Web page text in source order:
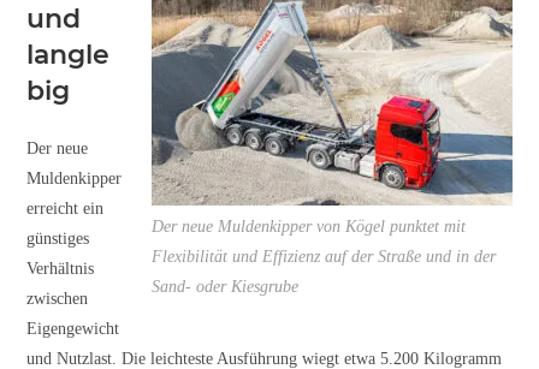
Der neue Muldenkipper von Kögel punktet mit
Flexibilität und Effizienz auf der Straße und in der
Sand- oder Kiesgrube
und
langle
big
Der neue
Muldenkipper
erreicht ein
günstiges
Verhältnis
zwischen
Eigengewicht
und Nutzlast. Die leichteste Ausführung wiegt etwa 5.200 Kilogramm